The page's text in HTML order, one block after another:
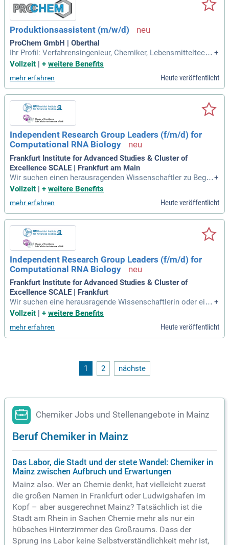
Produktionsassistent (m/w/d)
ProChem GmbH | Oberthal
Ihr Profil: Verfahrensingenieur, Chemiker, Lebensmitteltechn
iker o.ä. breites technisches Verständnis, idealerweise Ken
einem mittelständischen Team; Idealerweise erste Erfahrun
g in einem Industrieunternehmen
+
Vollzeit
+ weitere Benefits
mehr erfahren Heute veröffentlicht
Independent Research Group Leaders (f/m/d) for
Computational RNA Biology
Frankfurt Institute for Advanced Studies & Cluster of
Excellence SCALE | Frankfurt am Main
Wir suchen einen herausragenden Wissenschaftler zu Begin
n seiner Karriere, der ein unabhängiges Forschungsprogram
twicklung theoretischer, computergestützter und KI-basierte
r Ansätze zur Analyse von RNAs und RNA-bindenden Protein
en. Diese Forschungsansätze sollen verstehen, wie diese M
oleküle die Genregulation und Proteinfunktion beeinflussen.
Kandidaten sollten innovative Modelle entwickeln, die RNA i
n biologischen Systemen simulieren und datengestützte Pro
gnosen erstellen. Die Integration von Transcriptomics, Ribo
nomics, struktureller Biologie und bildgebenden Datensätze
n steht im Fokus. Ein kollaborativer und offener Wissensch
aftsansatz ist von wesentlicher Bedeutung für den Erfolg.
+
Vollzeit | + weitere Benefits
mehr erfahren Heute veröffentlicht
Independent Research Group Leaders (f/m/d) for
Computational RNA Biology
Frankfurt Institute for Advanced Studies & Cluster of
Excellence SCALE | Frankfurt
Wir suchen eine herausragende Wissenschaftlerin oder eine
n herausragenden Wissenschaftler im Frühstadium der Karri
putational RNA Biology aufzubauen. Ziel ist die Entwicklung
innovativer, datengetriebener Ansätze, um die Rolle von RN
tbewerbsfähige Forschungsrichtung anstreben, wie die Mod
ellierung von RNA in biologischen Systemen. Dazu gehören
g wird erwartet. Bewerben Sie sich jetzt für diese aufregend
e Gelegenheit in einem dynamischen Forschungsfeld!
+
Vollzeit | + weitere Benefits
mehr erfahren Heute veröffentlicht
1 2 nächste
Chemiker Jobs und Stellenangebote in Mainz
Beruf Chemiker in Mainz
Das Labor, die Stadt und der stete Wandel: Chemiker in
Mainz zwischen Aufbruch und Erwartungen
Mainz also. Wer an Chemie denkt, hat vielleicht zuerst
die großen Namen in Frankfurt oder Ludwigshafen im
Kopf – aber ausgerechnet Mainz? Tatsächlich ist die
Stadt am Rhein in Sachen Chemie mehr als nur ein
hübsches Hinterzimmer des Großraums. Dass der
Sprung ins Labor keine Selbstverständlichkeit mehr ist,